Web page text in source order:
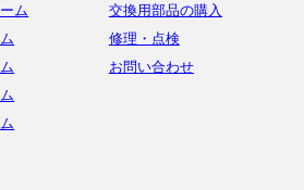
ム
交換用部品の購入
修理・点検
お問い合わせ